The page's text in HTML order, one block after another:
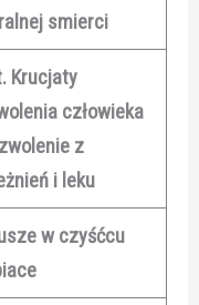
smierci
Krucjaty
człowieka
z
i leku
w czyśćcu